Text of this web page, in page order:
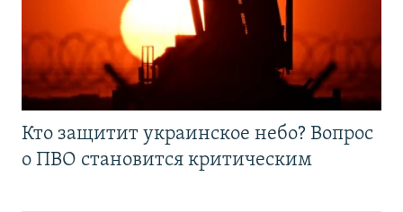
Кто защитит украинское небо? Вопрос
о ПВО становится критическим